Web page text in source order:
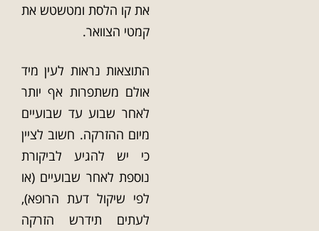
את קו הלסת ומטשטש את
קמטי הצוואר.
התוצאות נראות לעין מיד
אולם משתפרות אף יותר
לאחר שבוע עד שבועיים
מיום ההזרקה. חשוב לציין
כי יש להגיע לביקורת
נוספת לאחר שבועיים (או
לפי שיקול דעת הרופא),
לעתים תידרש הזרקה